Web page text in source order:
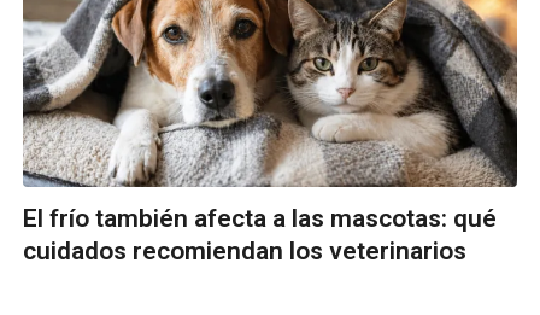
El frío también afecta a las mascotas: qué
cuidados recomiendan los veterinarios